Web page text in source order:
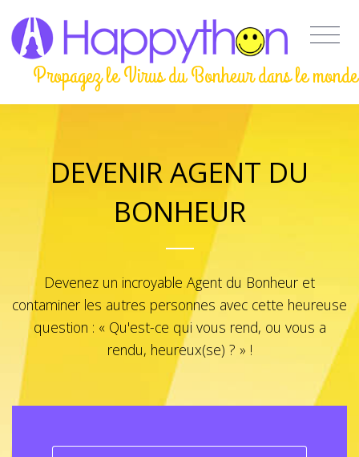
Propagez le Virus du Bonheur dans le monde
DEVENIR AGENT DU
BONHEUR
Devenez un incroyable Agent du Bonheur et
contaminer les autres personnes avec cette heureuse
question : « Qu'est-ce qui vous rend, ou vous a
rendu, heureux(se) ? » !